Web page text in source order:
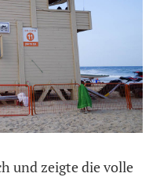
und zeigte die volle